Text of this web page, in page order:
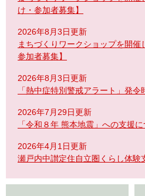
け・参加者募集】
2026年8月3日更新
まちづくりワークショップを開催
参加者募集】
2026年8月3日更新
「熱中症特別警戒アラート」発令
2026年7月29日更新
「令和８年 熊本地震」への支援
2026年4月1日更新
瀬戸内中讃定住自立圏くらし体験